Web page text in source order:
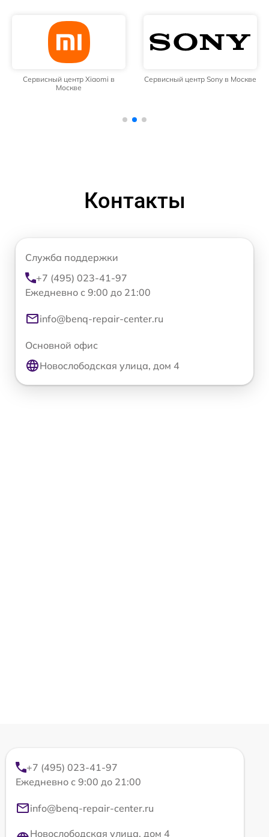
Сервисный центр Xiaomi в
Москве
Сервисный центр Sony в Москве
Контакты
Служба поддержки
+7 (495) 023-41-97
Ежедневно с 9:00 до 21:00
info@benq-repair-center.ru
Основной офис
Новослободская улица, дом 4
+7 (495) 023-41-97
Ежедневно с 9:00 до 21:00
info@benq-repair-center.ru
Новослободская улица, дом 4